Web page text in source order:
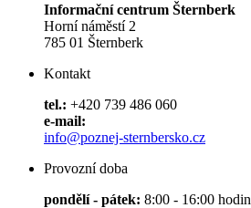
Informační centrum Šternberk
Horní náměstí 2
785 01 Šternberk
Kontakt
tel.: +420 739 486 060
e-mail:
info@poznej-sternbersko.cz
Provozní doba
pondělí - pátek: 8:00 - 16:00 hodin